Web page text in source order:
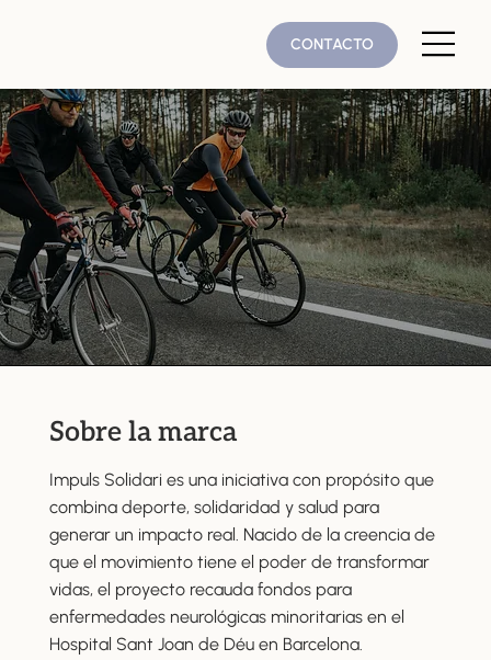
CONTACTO
Sobre la marca
Impuls Solidari es una iniciativa con propósito que
combina deporte, solidaridad y salud para
generar un impacto real. Nacido de la creencia de
que el movimiento tiene el poder de transformar
vidas, el proyecto recauda fondos para
enfermedades neurológicas minoritarias en el
Hospital Sant Joan de Déu en Barcelona.